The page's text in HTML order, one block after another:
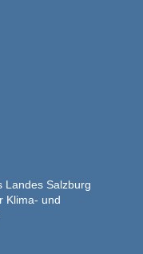
Landes Salzburg
Klima- und